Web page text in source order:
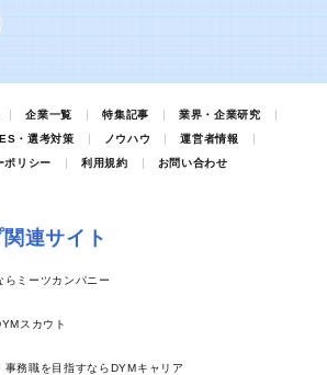
企業一覧 特集記事
業界・企業研究
ES・選考対策 ノウハウ
運営者情報
ポリシー
利用規約 お問い合わせ
連サイト
らミーツカンパニー
スカウト
事務職を目指すならDYMキャリア